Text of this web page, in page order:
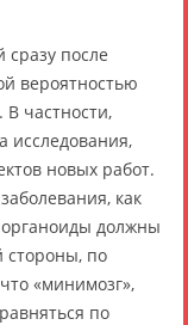
сразу после
вероятностью
В частности,
исследования,
новых работ.
как
должны
стороны, по
«минимозг»,
по